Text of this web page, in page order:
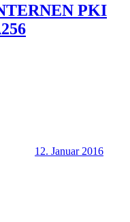
PKI
12. Januar 2016